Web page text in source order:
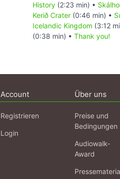
History (2:23 min) •
Kerið Crater (0:46 min) •
Icelandic Kingdom (3:12
(0:38 min) • Thank you!
Account
Registrieren
Login
Über uns
Preise und
Bedingungen
Audiowalk-
Award